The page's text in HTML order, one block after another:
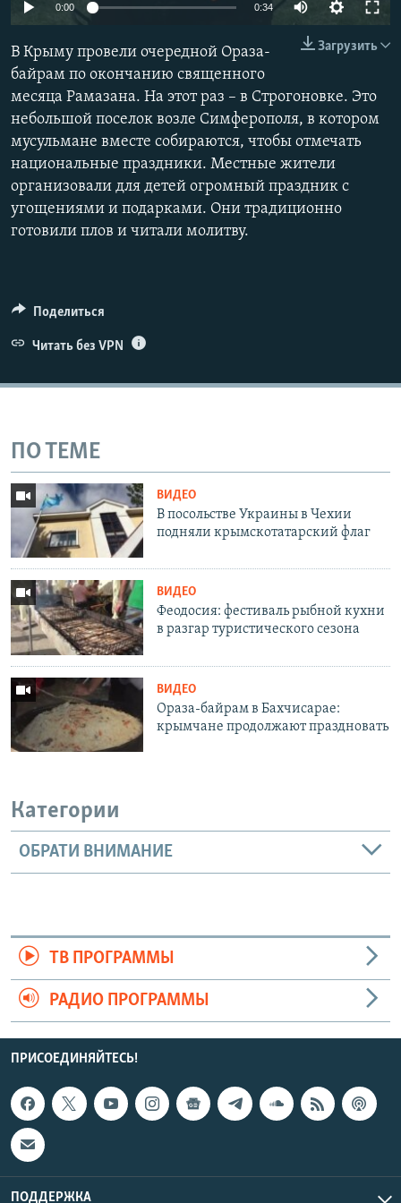
ПОБЕДИТЕЛЕЙ НЕ СУДЯТ?
КРЫМ.НЕПОКОРЕННЫЙ
ELIFBE
УКРАИНСКАЯ ПРОБЛЕМА КРЫМА
ПРИСОЕДИНЯЙТЕСЬ!
Все сайты RFE/RL
0:00 0:34
Загрузить
В Крыму провели очередной Ораза-
байрам по окончанию священного
месяца Рамазана. На этот раз – в Строгоновке. Это
небольшой поселок возле Симферополя, в котором
мусульмане вместе собираются, чтобы отмечать
национальные праздники. Местные жители
организовали для детей огромный праздник с
угощениями и подарками. Они традиционно
готовили плов и читали молитву.
Поделиться
Читать без VPN
ПО ТЕМЕ
ВИДЕО
В посольстве Украины в Чехии
подняли крымскотатарский флаг
ВИДЕО
Феодосия: фестиваль рыбной кухни
в разгар туристического сезона
ВИДЕО
Ораза-байрам в Бахчисарае:
крымчане продолжают праздновать
Категории
ОБРАТИ ВНИМАНИЕ
ТВ ПРОГРАММЫ
РАДИО ПРОГРАММЫ
ПРИСОЕДИНЯЙТЕСЬ!
ПОДДЕРЖКА